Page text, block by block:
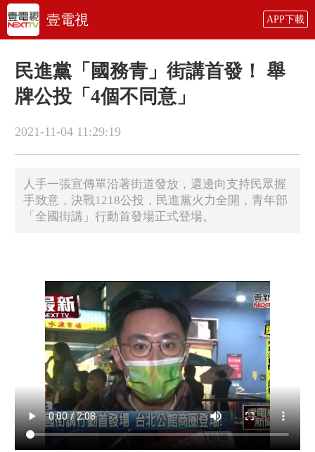
壹電視 APP下載
民進黨「國務青」街講首發！ 舉
牌公投「4個不同意」
2021-11-04 11:29:19
人手一張宣傳單沿著街道發放，還邊向支持民眾握
手致意，決戰1218公投，民進黨火力全開，青年部
「全國街講」行動首發場正式登場。